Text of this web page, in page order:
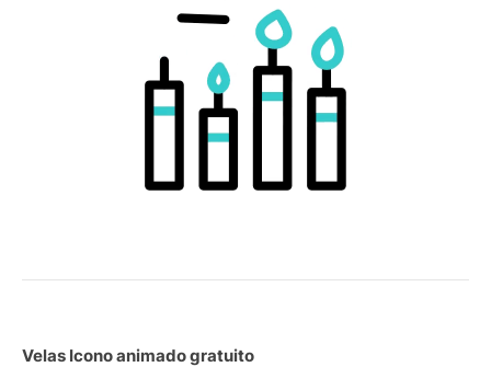
Velas Icono animado gratuito